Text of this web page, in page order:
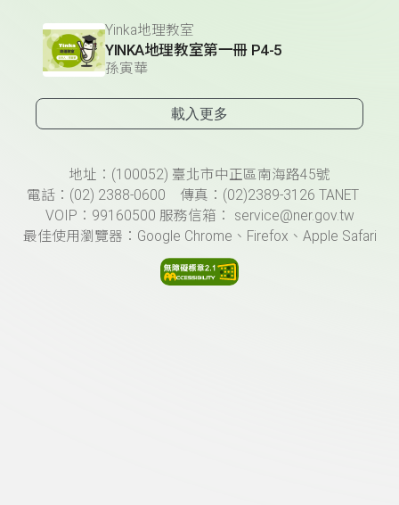
Yinka地理教室
YINKA地理教室第一冊 P4-5
孫寅華
載入更多
頁尾資訊地址：(100052) 臺北市中正區南海路45號
電話：(02) 2388-0600 傳真：(02)2389-3126 TANET
VOIP：99160500 服務信箱： service@ner.gov.tw
最佳使用瀏覽器：Google Chrome、Firefox、Apple Safari